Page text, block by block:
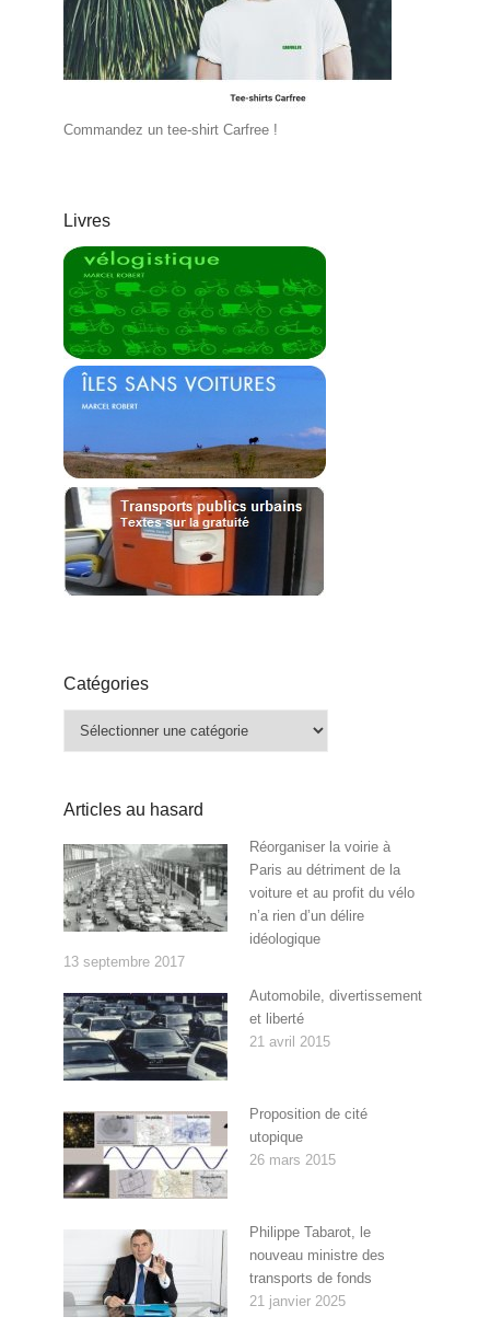
Commandez un tee-shirt Carfree !
Livres
Catégories
Articles au hasard
Réorganiser la voirie à
Paris au détriment de la
voiture et au profit du vélo
n’a rien d’un délire
idéologique
13 septembre 2017
Automobile, divertissement
et liberté
21 avril 2015
Proposition de cité
utopique
26 mars 2015
Philippe Tabarot, le
nouveau ministre des
transports de fonds
21 janvier 2025